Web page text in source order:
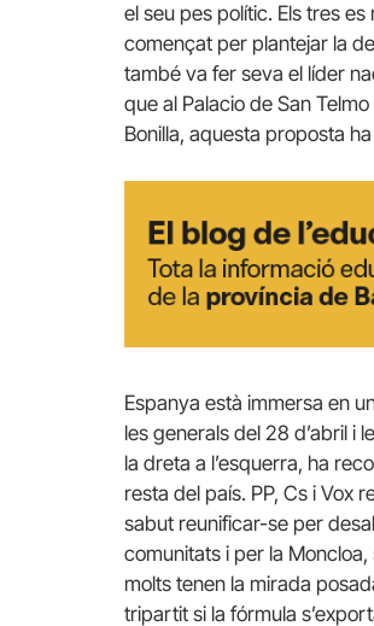
el seu pes polític. Els tres
començat per plantejar la
també va fer seva el líder
que al Palacio de San
Bonilla, aquesta proposta
Espanya està immersa en
les generals del 28 d’abril i
la dreta a l’esquerra, ha
resta del país. PP, Cs i Vox
sabut reunificar-se per
comunitats i per la
molts tenen la mirada
tripartit si la fórmula